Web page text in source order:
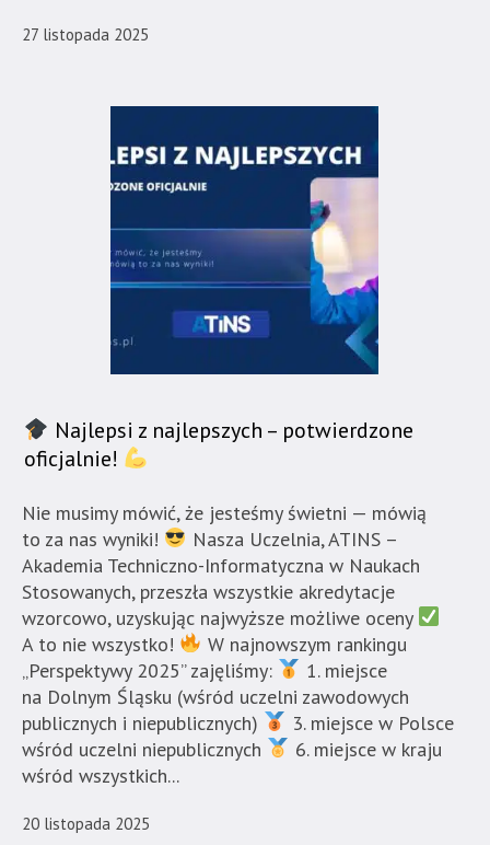
27 listopada 2025
Najlepsi z najlepszych – potwierdzone
oficjalnie!
Nie musimy mówić, że jesteśmy świetni — mówią
to za nas wyniki!
Nasza Uczelnia, ATINS –
Akademia Techniczno-Informatyczna w Naukach
Stosowanych, przeszła wszystkie akredytacje
wzorcowo, uzyskując najwyższe możliwe oceny
A to nie wszystko!
W najnowszym rankingu
„Perspektywy 2025” zajęliśmy:
1. miejsce
na Dolnym Śląsku (wśród uczelni zawodowych
publicznych i niepublicznych)
3. miejsce w Polsce
wśród uczelni niepublicznych
6. miejsce w kraju
wśród wszystkich...
20 listopada 2025